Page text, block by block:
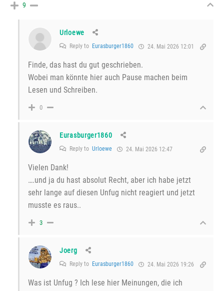
9
Urloewe
Reply to Eurasburger1860 24. Mai 2026 12:01
Finde, das hast du gut geschrieben.
Wobei man könnte hier auch Pause machen beim
Lesen und Schreiben.
0
Eurasburger1860
Reply to Urloewe 24. Mai 2026 12:47
Vielen Dank!
….und ja du hast absolut Recht, aber ich habe jetzt
sehr lange auf diesen Unfug nicht reagiert und jetzt
musste es raus..
3
Joerg
Reply to Eurasburger1860 24. Mai 2026 19:26
Was ist Unfug ? Ich lese hier Meinungen, die ich